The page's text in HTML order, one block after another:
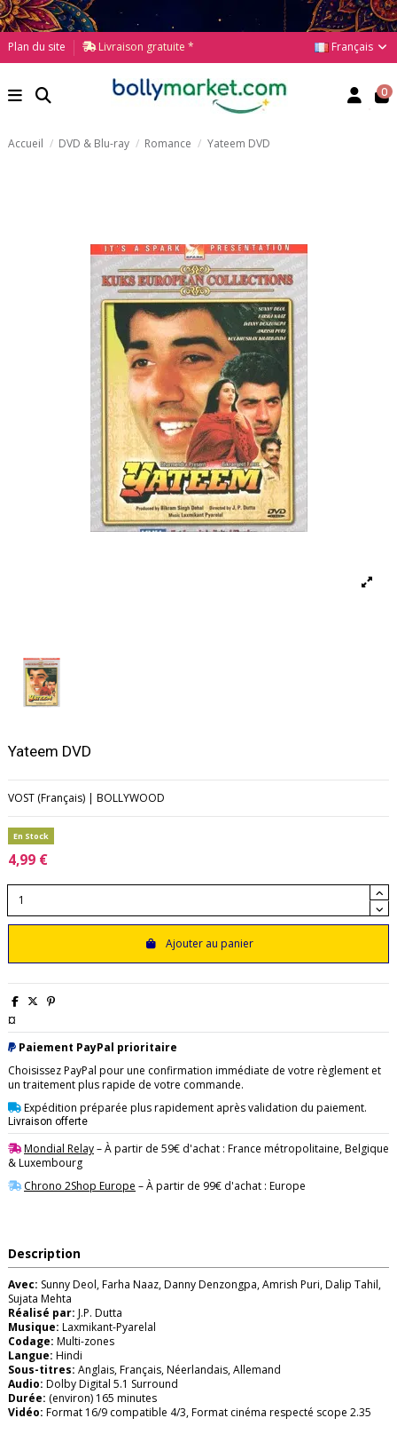
Plan du site Livraison gratuite * Français
0
Accueil DVD & Blu-ray Romance Yateem DVD
Yateem DVD
VOST (Français) | BOLLYWOOD
En Stock
4,99 €
Ajouter au panier
¤
Paiement PayPal prioritaire
Choisissez PayPal pour une confirmation immédiate de votre règlement et
un traitement plus rapide de votre commande.
Expédition préparée plus rapidement après validation du paiement.
Livraison offerte
Mondial Relay– À partir de 59€ d'achat : France métropolitaine, Belgique
& Luxembourg
Chrono 2Shop Europe – À partir de 99€ d'achat : Europe
Description
Avec: Sunny Deol, Farha Naaz, Danny Denzongpa, Amrish Puri, Dalip Tahil,
Sujata Mehta
Réalisé par: J.P. Dutta
Musique: Laxmikant-Pyarelal
Codage: Multi-zones
Langue: Hindi
Sous-titres: Anglais, Français, Néerlandais, Allemand
Audio: Dolby Digital 5.1 Surround
Durée: (environ) 165 minutes
Vidéo: Format 16/9 compatible 4/3, Format cinéma respecté scope 2.35